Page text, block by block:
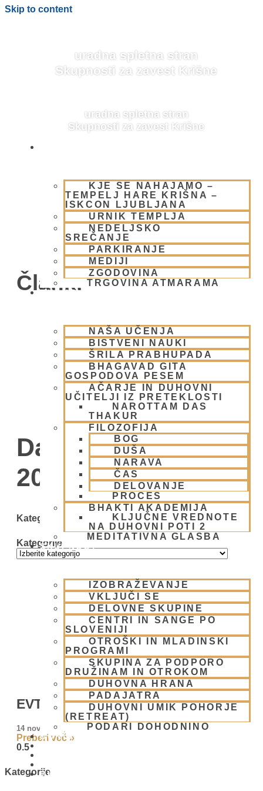
Skip to content
uradna spletna stran
Skupnosti za zavest Krišne
uradna spletna stran
Skupnosti za zavest Krišne
KJE SE NAHAJAMO –
TEMPELJ HARE KRIŠNA –
ISKCON LJUBLJANA
URNIK TEMPLJA
NEDELJSKO
SREČANJE
PARKIRANJE
MEDIJI
ZGODOVINA
TRGOVINA ATMARAMA
BHAKTI JOGA
NAŠA UČENJA
BISTVENI NAUKI
ŠRILA PRABHUPADA
BHAGAVAD GITA
GOSPODOVA PESEM
AČARJE IN DUHOVNI
UČITELJI IZ PRETEKLOSTI
NAROTTAM DAS
THAKUR
FILOZOFIJA
BOG
DUŠA
NARAVA
ČAS
DELOVANJE
PROCES
BHAKTI AKADEMIJA
KLJUČNE VREDNOTE
NA DUHOVNI POTI 2
MEDITATIVNA GLASBA
SKUPNOST
IZOBRAŽEVANJE
VKLJUČI SE
DELOVNE SKUPINE
CENTRI IN SANGE PO
SLOVENIJI
OTROŠKI IN MLADINSKI
PROGRAMI
SKUPINA ZA PODPORO
DRUŽINAM IN OTROKOM
DUHOVNA HRANA
PADAJATRA
DUHOVNI UMIK POHORJE
(RETREAT)
PODARI DOHODNINO
DONIRAJ
BLOG
BLOG
Članki
Day: 14 novembra,
2025
Kategorije
Kategorije
EVTANAZIJA, DA ALI NE?
14 novembra, 2025
Preberi več »
Kategorije